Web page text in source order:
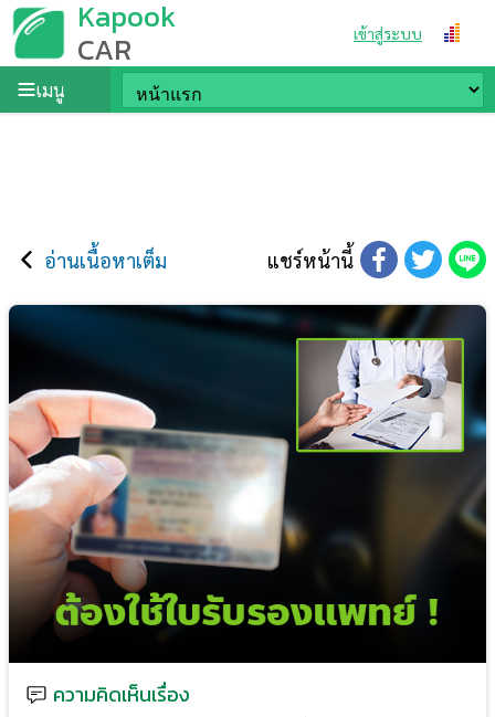
Kapook
CAR เข้าสู่ระบบ
เมนู
อ่านเนื้อหาเต็ม แชร์หน้านี้
ความคิดเห็นเรื่อง